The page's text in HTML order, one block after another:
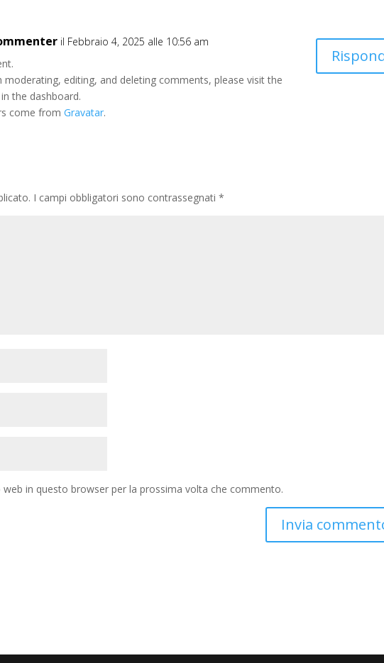
il Febbraio 4, 2025 alle 10:56 am
editing, and deleting comments, please visit the
the dashboard.
come fromGravatar.
I campi obbligatori sono contrassegnati*
in questo browser per la prossima volta che commento.